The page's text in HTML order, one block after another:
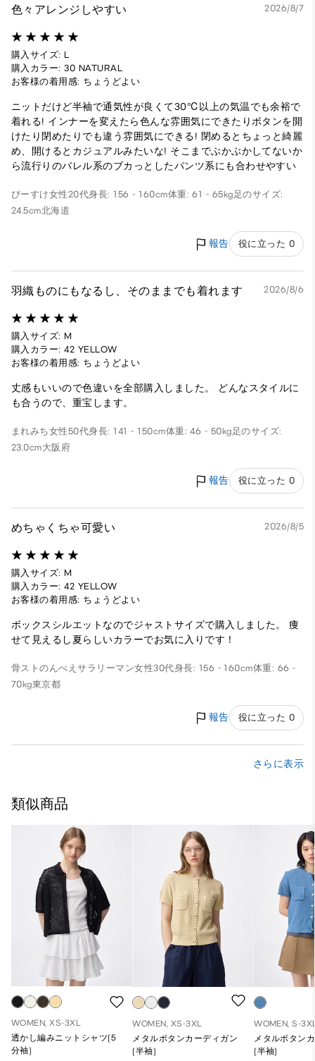
色々アレンジしやすい 2026/8/7
購入サイズ: L
購入カラー: 30 NATURAL
お客様の着用感: ちょうどよい
ニットだけど半袖で通気性が良くて30℃以上の気温でも余裕で
着れる! インナーを変えたら色んな雰囲気にできたりボタンを開
けたり閉めたりでも違う雰囲気にできる! 閉めるとちょっと綺麗
め、開けるとカジュアルみたいな! そこまでぶかぶかしてないか
ら流行りのバレル系のブカっとしたパンツ系にも合わせやすい
ぴーすけ女性20代身長: 156 - 160cm体重: 61 - 65kg 足のサイズ:
24.5cm北海道
報告 役に立った 0
羽織ものにもなるし、そのままでも着れます 2026/8/6
購入サイズ: M
購入カラー: 42 YELLOW
お客様の着用感: ちょうどよい
丈感もいいので色違いを全部購入しました。 どんなスタイルに
も合うので、重宝します。
まれみち女性50代身長: 141 - 150cm体重: 46 - 50kg 足のサイズ:
23.0cm大阪府
報告 役に立った 0
めちゃくちゃ可愛い 2026/8/5
購入サイズ: M
購入カラー: 42 YELLOW
お客様の着用感: ちょうどよい
ボックスシルエットなのでジャストサイズで購入しました。 痩
せて見えるし夏らしいカラーでお気に入りです！
骨ストのんべえサラリーマン女性30代身長: 156 - 160cm体重: 66 -
70kg東京都
報告 役に立った 0
さらに表示
類似商品
WOMEN, XS-3XL
透かし編みニットシャツ(5
分袖)
WOMEN, XS-3XL
メタルボタンカーディガン
(半袖)
WOMEN, S-
メタルボタン
(半袖)